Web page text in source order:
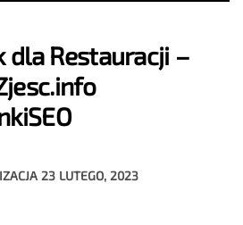
dla Restauracji –
23 LUTEGO, 2023